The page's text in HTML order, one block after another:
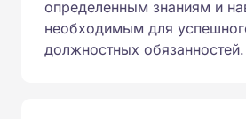
определенным знаниям и
необходимым для
должностных обязанностей.